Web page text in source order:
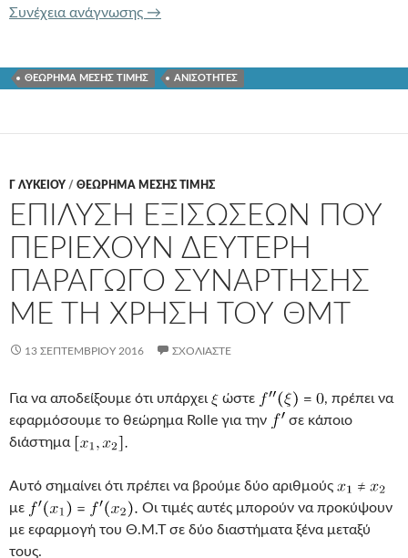
Συνέχεια ανάγνωσης ΑΝΙΣΟΤΗΤΕΣ ΚΑΙ ΘΕΩΡΗΜΑ ΜΕΣΗΣ
→
ΘΕΩΡΗΜΑ ΜΕΣΗΣ ΤΙΜΗΣ ΑΝΙΣΟΤΗΤΕΣ
Γ ΛΥΚΕΊΟΥ / ΘΕΩΡΗΜΑ ΜΕΣΗΣ ΤΙΜΗΣ
ΕΠΙΛΥΣΗ ΕΞΙΣΩΣΕΩΝ ΠΟΥ
ΠΕΡΙΕΧΟΥΝ ΔΕΥΤΕΡΗ
ΠΑΡΑΓΩΓΟ ΣΥΝΑΡΤΗΣΗΣ
ΜΕ ΤΗ ΧΡΗΣΗ ΤΟΥ ΘΜΤ
13 ΣΕΠΤΕΜΒΡΊΟΥ 2016 ΣΧΟΛΙΆΣΤΕ
Για να αποδείξουμε ότι υπάρχει ώστε
, πρέπει να
εφαρμόσουμε το θεώρημα Rolle για την
σε κάποιο
διάστημα
Αυτό σημαίνει ότι πρέπει να βρούμε δύο αριθμούς
με
Οι τιμές αυτές μπορούν να προκύψουν
με εφαρμογή του Θ.Μ.Τ σε δύο διαστήματα ξένα μεταξύ
τους.